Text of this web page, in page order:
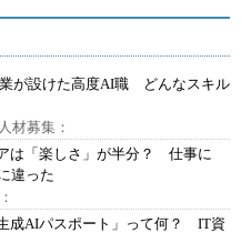
が設けた高度AI職 どんなスキル
材募集：
は「楽しさ」が半分？ 仕事に
違った
成AIパスポート」って何？ IT資